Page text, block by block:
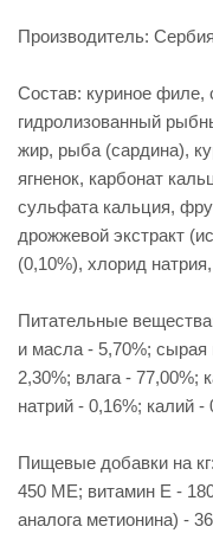
Производитель:
Состав: куриное филе,
гидролизованный
жир, рыба (сардина),
ягненок, карбонат
сульфата кальция,
дрожжевой экстракт
(0,10%), хлорид
Питательные
и масла - 5,70%; сырая
2,30%; влага - 77,00%;
натрий - 0,16%; калий -
Пищевые добавки на
450 МЕ; витамин Е -
аналога метионина) -